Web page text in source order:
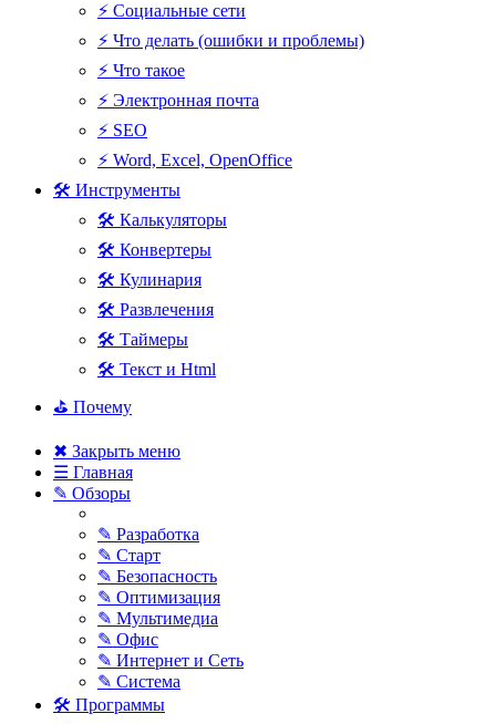
⚡ Социальные сети
⚡ Что делать (ошибки и проблемы)
⚡ Что такое
⚡ Электронная почта
⚡ SEO
⚡ Word, Excel, OpenOffice
🛠 Инструменты
🛠 Калькуляторы
🛠 Конвертеры
🛠 Кулинария
🛠 Развлечения
🛠 Таймеры
🛠 Текст и Html
⛳ Почему
✖ Закрыть меню
☰ Главная
✎ Обзоры
✎ Разработка
✎ Старт
✎ Безопасность
✎ Оптимизация
✎ Мультимедиа
✎ Офис
✎ Интернет и Сеть
✎ Система
🛠 Программы